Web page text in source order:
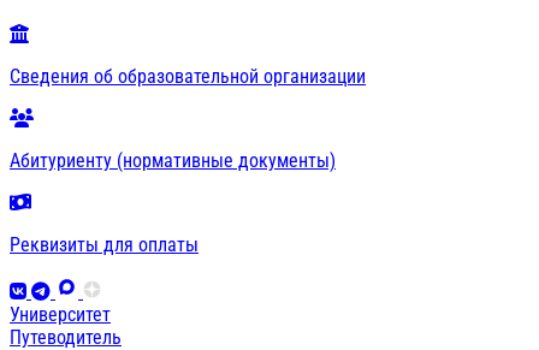
Сведения об образовательной организации
Абитуриенту (нормативные документы)
Реквизиты для оплаты
Университет
Путеводитель